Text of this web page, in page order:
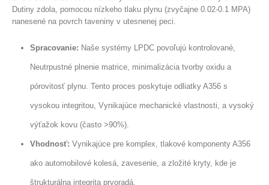
Dutiny zdola, pomocou nízkeho tlaku plynu (zvyčajne 0.02-0.1 MPA)
nanesené na povrch taveniny v utesnenej peci.
Spracovanie: Naše systémy LPDC povoľujú kontrolované,
Neutrpustné plnenie matrice, minimalizácia tvorby oxidu a
pórovitosť plynu. Tento proces poskytuje odliatky A356 s
vysokou integritou, Vynikajúce mechanické vlastnosti, a vysoký
výťažok kovu (často >90%).
Vhodnosť: Vynikajúce pre komplex, tlakové komponenty A356
ako automobilové kolesá, zavesenie, a zložité kryty, kde je
štrukturálna integrita prvoradá.